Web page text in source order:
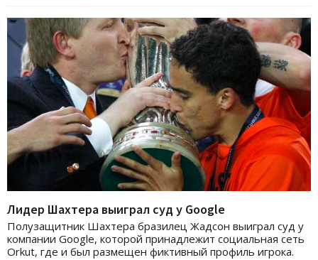
Лидер Шахтера выиграл суд у Google
Полузащитник Шахтера бразилец Жадсон выиграл суд у
компании Google, которой принадлежит социальная сеть
Orkut, где и был размещен фиктивный профиль игрока.